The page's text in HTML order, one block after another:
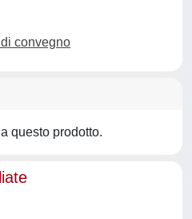
convegno
questo prodotto.